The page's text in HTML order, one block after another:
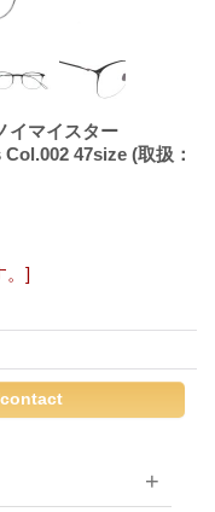
イマイスター
47size (取扱：
。]